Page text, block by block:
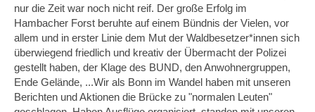
nur die Zeit war noch nicht reif. Der große Erfolg im
Hambacher Forst beruhte auf einem Bündnis der Vielen, vor
allem und in erster Linie dem Mut der Waldbesetzer*innen sich
überwiegend friedlich und kreativ der Übermacht der Polizei
gestellt haben, der Klage des BUND, den Anwohnergruppen,
Ende Gelände, ...Wir als Bonn im Wandel haben mit unseren
Berichten und Aktionen die Brücke zu "normalen Leuten"